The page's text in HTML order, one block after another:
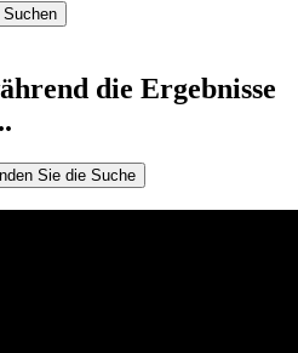
die Ergebnisse
Sie die Suche